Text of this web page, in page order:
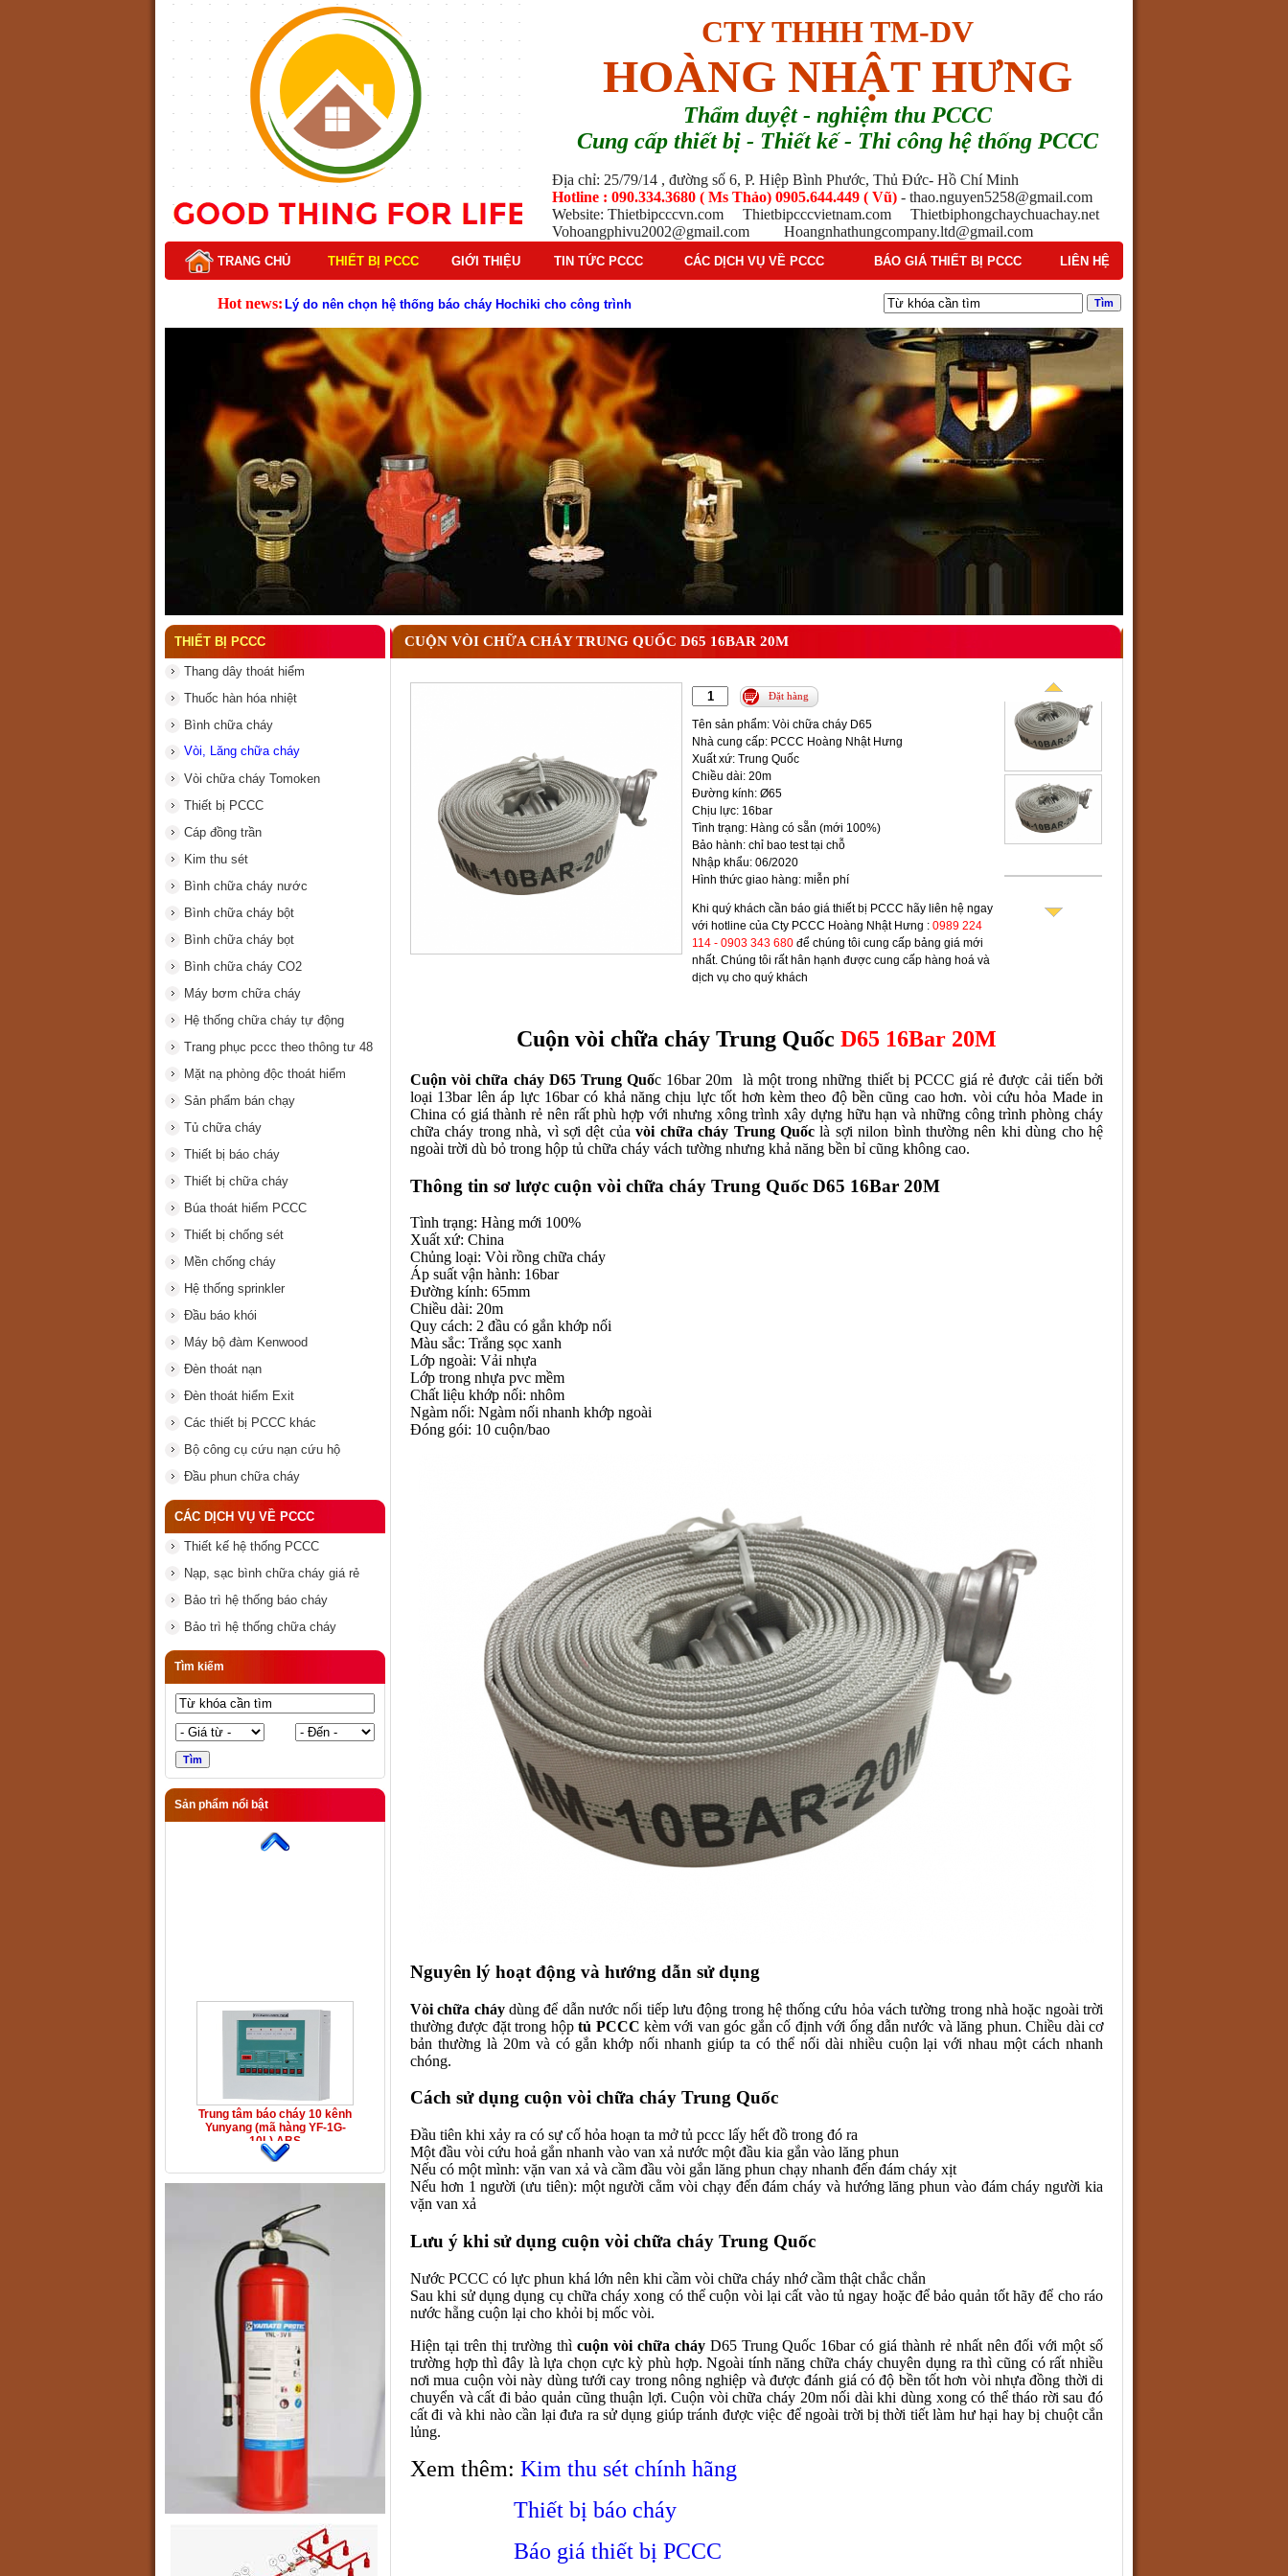
CTY THHH TM-DV
HOÀNG NHẬT HƯNG
Thẩm duyệt - nghiệm thu PCCC
Cung cấp thiết bị - Thiết kế - Thi công hệ thống PCCC
Địa chỉ: 25/79/14 , đường số 6, P. Hiệp Bình Phước, Thủ Đức- Hồ Chí Minh
Hotline : 090.334.3680 ( Ms Thảo) 0905.644.449 ( Vũ) - thao.nguyen5258@gmail.com
Website: Thietbipcccvn.com Thietbipcccvietnam.com Thietbiphongchaychuachay.net
Vohoangphivu2002@gmail.com Hoangnhathungcompany.ltd@gmail.com
TRANG CHỦ THIẾT BỊ PCCC GIỚI THIỆU TIN TỨC PCCC CÁC DỊCH VỤ VỀ PCCC BÁO GIÁ THIẾT BỊ PCCC LIÊN HỆ
Hot news: Lý do nên chọn hệ thống báo cháy Hochiki cho công trình
Cấu tạo và nguyên lý hoạt động của báo cháy Horing
Tìm hiểu chi tiết về hệ thống báo cháy Horing hiện nay
Các loại thang dây thoát hiểm phổ biến trên thị trường
Thang dây thoát hiểm có tác dụng gì trong tình huống khẩn cấp hiệu quả
Cấu tạo đầu phun chữa cháy trong hệ thống sprinkler tự động
Kim thu sét là gì? Cấu tạo, nguyên lý hoạt động và ứng dụng thực tế
Đầu phun chữa cháy là gì và nguyên lý hoạt động chi tiết
Đầu phun chữa cháy là gì ? Tìm hiểu chi tiết từ A-Z
THIẾT BỊ PCCC
Thang dây thoát hiểm
Thuốc hàn hóa nhiệt
Bình chữa cháy
Vòi, Lăng chữa cháy
Vòi chữa cháy Tomoken
Thiết bị PCCC
Cáp đồng trần
Kim thu sét
Bình chữa cháy nước
Bình chữa cháy bột
Bình chữa cháy bọt
Bình chữa cháy CO2
Máy bơm chữa cháy
Hệ thống chữa cháy tự động
Trang phục pccc theo thông tư 48
Mặt nạ phòng độc thoát hiểm
Sản phẩm bán chạy
Tủ chữa cháy
Thiết bị báo cháy
Thiết bị chữa cháy
Búa thoát hiểm PCCC
Thiết bị chống sét
Mền chống cháy
Hệ thống sprinkler
Đầu báo khói
Máy bộ đàm Kenwood
Đèn thoát nạn
Đèn thoát hiểm Exit
Các thiết bị PCCC khác
Bộ công cụ cứu nạn cứu hộ
Đầu phun chữa cháy
CÁC DỊCH VỤ VỀ PCCC
Thiết kế hệ thống PCCC
Nạp, sạc bình chữa cháy giá rẻ
Bảo trì hệ thống báo cháy
Bảo trì hệ thống chữa cháy
Tìm kiếm
Sản phẩm nổi bật
Trung tâm báo cháy 10 kênh
Yunyang (mã hàng YF-1G-
10L) ABS
Trung tâm báo cháy 10 kênh
Yunyang (mã hàng YF-1G-
10L) ABS
CUỘN VÒI CHỮA CHÁY TRUNG QUỐC D65 16BAR 20M
Đặt hàng
Tên sản phẩm: Vòi chữa cháy D65
Nhà cung cấp: PCCC Hoàng Nhật Hưng
Xuất xứ: Trung Quốc
Chiều dài: 20m
Đường kính: Ø65
Chịu lực: 16bar
Tình trạng: Hàng có sẵn (mới 100%)
Bảo hành: chỉ bao test tại chỗ
Nhập khẩu: 06/2020
Hình thức giao hàng: miễn phí
Khi quý khách cần báo giá thiết bị PCCC hãy liên hệ ngay
với hotline của Cty PCCC Hoàng Nhật Hưng : 0989 224
114 - 0903 343 680 để chúng tôi cung cấp bảng giá mới
nhất. Chúng tôi rất hân hạnh được cung cấp hàng hoá và
dịch vụ cho quý khách
Cuộn vòi chữa cháy Trung Quốc D65 16Bar 20M
Cuộn vòi chữa cháy D65 Trung Quốc 16bar 20m là một trong những thiết bị PCCC giá rẻ được cải tiến bởi
loại 13bar lên áp lực 16bar có khả năng chịu lực tốt hơn kèm theo độ bền cũng cao hơn. vòi cứu hỏa Made in
China có giá thành rẻ nên rất phù hợp với nhưng xông trình xây dựng hữu hạn và những công trình phòng cháy
chữa cháy trong nhà, vì sợi dệt củavòi chữa cháy Trung Quốclà sợi nilon bình thường nên khi dùng cho hệ
ngoài trời dù bỏ trong hộp tủ chữa cháy vách tường nhưng khả năng bền bỉ cũng không cao.
Thông tin sơ lược cuộn vòi chữa cháy Trung Quốc D65 16Bar 20M
Tình trạng: Hàng mới 100%
Xuất xứ: China
Chủng loại: Vòi rồng chữa cháy
Áp suất vận hành: 16bar
Đường kính: 65mm
Chiều dài: 20m
Quy cách: 2 đầu có gắn khớp nối
Màu sắc: Trắng sọc xanh
Lớp ngoài: Vải nhựa
Lớp trong nhựa pvc mềm
Chất liệu khớp nối: nhôm
Ngàm nối: Ngàm nối nhanh khớp ngoài
Đóng gói: 10 cuộn/bao
Nguyên lý hoạt động và hướng dẫn sử dụng
Vòi chữa cháydùng để dẫn nước nối tiếp lưu động trong hệ thống cứu hỏa vách tường trong nhà hoặc ngoài trời
thường được đặt trong hộptủ PCCCkèm với van góc gắn cố định với ống dẫn nước và lăng phun. Chiều dài cơ
bản thường là 20m và có gắn khớp nối nhanh giúp ta có thể nối dài nhiều cuộn lại với nhau một cách nhanh
chóng.
Cách sử dụng cuộn vòi chữa cháy Trung Quốc
Đầu tiên khi xảy ra có sự cố hỏa hoạn ta mở tủ pccc lấy hết đồ trong đó ra
Một đầu vòi cứu hoả gắn nhanh vào van xả nước một đầu kia gắn vào lăng phun
Nếu có một mình: vặn van xả và cầm đầu vòi gắn lăng phun chạy nhanh đến đám cháy xịt
Nếu hơn 1 người (ưu tiên): một người cằm vòi chạy đến đám cháy và hướng lăng phun vào đám cháy người kia
vặn van xả
Lưu ý khi sử dụng cuộn vòi chữa cháy Trung Quốc
Nước PCCC có lực phun khá lớn nên khi cầm vòi chữa cháy nhớ cầm thật chắc chắn
Sau khi sử dụngdụng cụ chữa cháy xong có thể cuộn vòi lại cất vào tủ ngay hoặc để bảo quản tốt hãy để cho ráo
nước hẵng cuộn lại cho khỏi bị mốc vòi.
Hiện tại trên thị trường thì cuộn vòi chữa cháyD65 Trung Quốc 16bar có giá thành rẻ nhất nên đối với một số
trường hợp thì đây là lựa chọn cực kỳ phù hợp. Ngoài tính năng chữa cháy chuyên dụng ra thì cũng có rất nhiều
nơi mua cuộn vòi này dùng tưới cay trong nông nghiệp và được đánh giá có độ bền tốt hơn vòi nhựa đồng thời di
chuyển và cất đi bảo quản cũng thuận lợi. Cuộn vòi chữa cháy 20m nối dài khi dùng xong có thể tháo rời sau đó
cất đi và khi nào cần lại đưa ra sử dụng giúp tránh được việc để ngoài trời bị thời tiết làm hư hại hay bị chuột cắn
lủng.
Xem thêm: Kim thu sét chính hãng
Thiết bị báo cháy
Báo giá thiết bị PCCC